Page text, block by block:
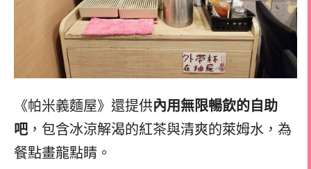
《帕米義麵屋》還提供內用無限暢飲的自助
吧 ，包含冰涼解渴的紅茶與清爽的萊姆水，為
餐點畫龍點睛。